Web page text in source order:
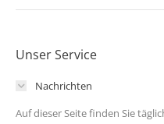
Unser Service
Nachrichten
Auf dieser Seite finden Sie